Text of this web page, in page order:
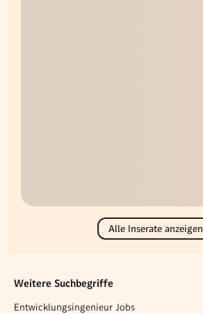
Alle Inserate anzeigen
Weitere Suchbegriffe
Entwicklungsingenieur Jobs